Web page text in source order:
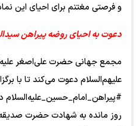
و فرصتی مغتنم برای احیای این
دعوت به احیای روضه پیراهن
مجمع جهانی حضرت علی‌اصغر
علیهم‌السلام دعوت می‌کند تا با
روز مانده به شهادت حضرت صدیقه